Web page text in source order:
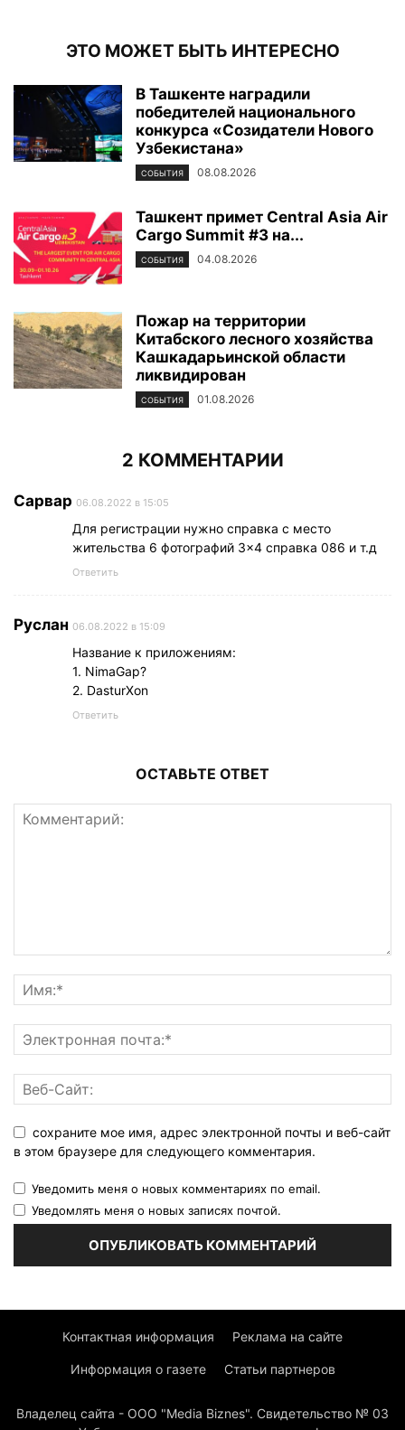
ЭТО МОЖЕТ БЫТЬ ИНТЕРЕСНО
В Ташкенте наградили
победителей национального
конкурса «Созидатели Нового
Узбекистана»
СОБЫТИЯ 08.08.2026
Ташкент примет Central Asia Air
Cargo Summit #3 на...
СОБЫТИЯ 04.08.2026
Пожар на территории
Китабского лесного хозяйства
Кашкадарьинской области
ликвидирован
СОБЫТИЯ 01.08.2026
2 КОММЕНТАРИИ
Сарвар 06.08.2022 в 15:05
Для регистрации нужно справка с место
жительства 6 фотографий 3×4 справка 086 и т.д
Ответить
Руслан 06.08.2022 в 15:09
Название к приложениям:
1. NimaGap?
2. DasturXon
Ответить
ОСТАВЬТЕ ОТВЕТ
сохраните мое имя, адрес электронной почты и веб-сайт
в этом браузере для следующего комментария.
Уведомить меня о новых комментариях по email.
Уведомлять меня о новых записях почтой.
Контактная информация Реклама на сайте
Информация о газете Статьи партнеров
Владелец сайта - ООО "Media Biznes". Свидетельство № 03